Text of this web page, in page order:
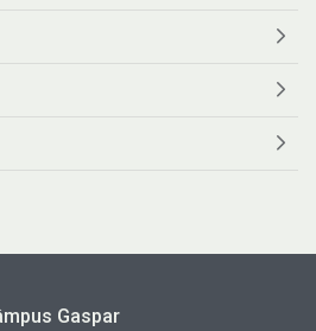
Gaspar